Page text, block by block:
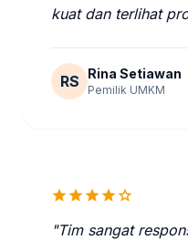
kuat dan terlihat
RS Rina Setiawan
Pemilik UMKM
starstarstarstarstar
"Tim sangat